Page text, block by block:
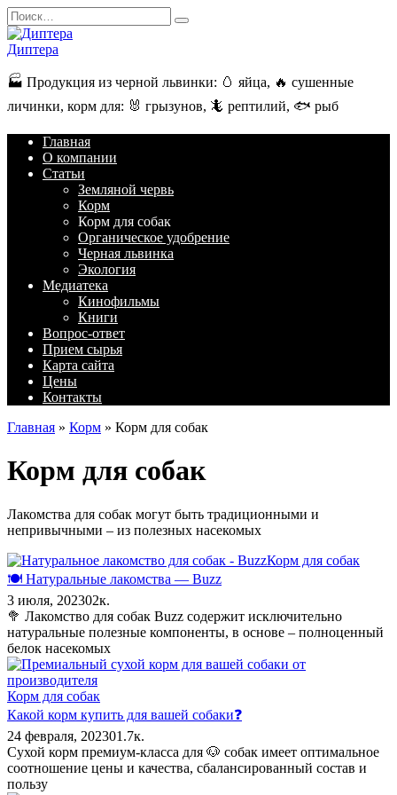
Перейти
к
содержанию
Search
for:
Диптера
🏭️ Продукция из черной львинки: 🥚 яйца, 🔥 сушенные
личинки, корм для: 🐰 грызунов, 🦎 рептилий, 🐟 рыб
Главная
О компании
Статьи
Земляной червь
Корм
Корм для собак
Органическое удобрение
Черная львинка
Экология
Медиатека
Кинофильмы
Книги
Вопрос-ответ
Прием сырья
Карта сайта
Цены
Контакты
Главная » Корм » Корм для собак
Корм для собак
Лакомства для собак могут быть традиционными и
непривычными – из полезных насекомых
Корм для собак
🍽️ Натуральные лакомства — Buzz
3 июля, 202302к.
🥦 Лакомство для собак Buzz содержит исключительно
натуральные полезные компоненты, в основе – полноценный
белок насекомых
Корм для собак
Какой корм купить для вашей собаки❓
24 февраля, 202301.7к.
Сухой корм премиум-класса для 🐶 собак имеет оптимальное
соотношение цены и качества, сбалансированный состав и
пользу